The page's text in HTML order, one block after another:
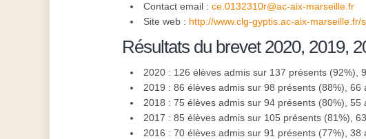
Contact email : ce.0132310r@ac-aix-marseille.fr
Site web : http://www.clg-gyptis.ac-aix-marseille.fr/
Résultats du brevet 2020, 2019,
2020 : 126 élèves admis sur 137 présents (92%),
2019 : 86 élèves admis sur 98 présents (88%), 66
2018 : 75 élèves admis sur 94 présents (80%), 55
2017 : 85 élèves admis sur 105 présents (81%),
2016 : 70 élèves admis sur 91 présents (77%), 38